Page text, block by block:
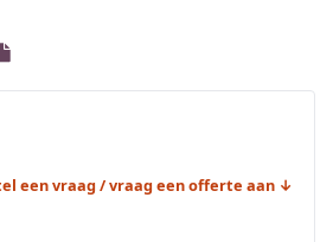
een vraag / vraag een offerte aan ↓